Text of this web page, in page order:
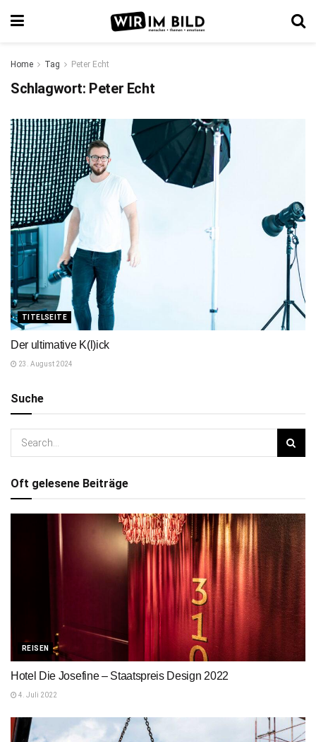
Home Tag Peter Echt
Schlagwort: Peter Echt
TITELSEITE
Der ultimative K(l)ick
23. August 2024
Suche
Oft gelesene Beiträge
REISEN
Hotel Die Josefine – Staatspreis Design 2022
4. Juli 2022